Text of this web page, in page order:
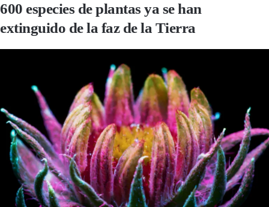
600 especies de plantas ya se han
extinguido de la faz de la Tierra